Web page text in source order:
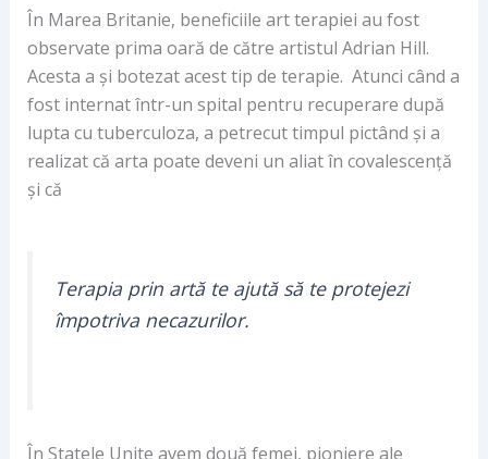
În Marea Britanie, beneficiile art terapiei au fost
observate prima oară de către artistul Adrian Hill.
Acesta a și botezat acest tip de terapie. Atunci când a
fost internat într-un spital pentru recuperare după
lupta cu tuberculoza, a petrecut timpul pictând și a
realizat că arta poate deveni un aliat în covalescență
și că
Terapia prin artă te ajută să te protejezi
împotriva necazurilor.
În Statele Unite avem două femei, pioniere ale